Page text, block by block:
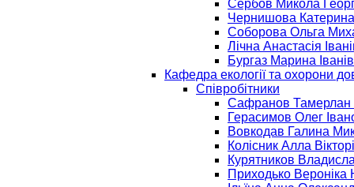
Сербов Микола
Чернишова Катерина
Соборова Ольга
Лічна Анастасія
Бургаз Марина
Кафедра екології та охорони
Співробітники
Сафранов Тамерлан
Герасимов Олег
Вовкодав Галина
Колісник Алла
Курятников
Приходько Вероніка